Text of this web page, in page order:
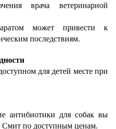
врача ветеринарной
может привести к
последствиям.
для детей месте при
антибиотики для собак вы
Смит по доступным ценам.